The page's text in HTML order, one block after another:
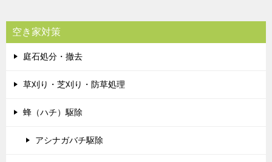
空き家対策
庭石処分・撤去
草刈り・芝刈り・防草処理
蜂（ハチ）駆除
アシナガバチ駆除